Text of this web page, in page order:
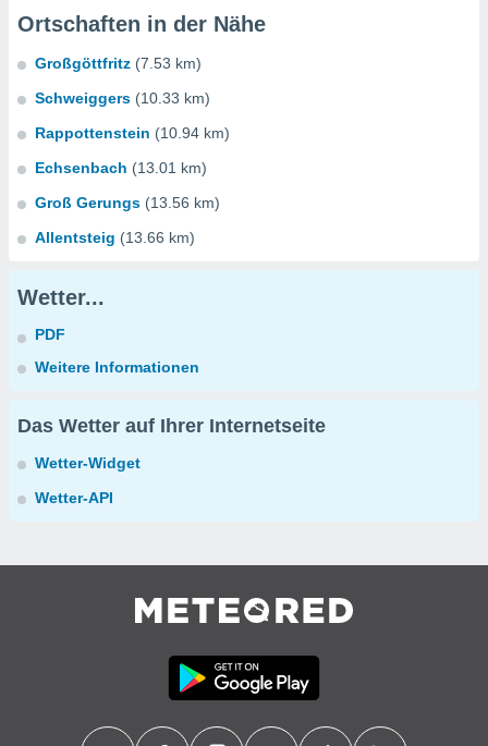
Ortschaften in der Nähe
Großgöttfritz (7.53 km)
Schweiggers (10.33 km)
Rappottenstein (10.94 km)
Echsenbach (13.01 km)
Groß Gerungs (13.56 km)
Allentsteig (13.66 km)
Wetter...
PDF
Weitere Informationen
Das Wetter auf Ihrer Internetseite
Wetter-Widget
Wetter-API